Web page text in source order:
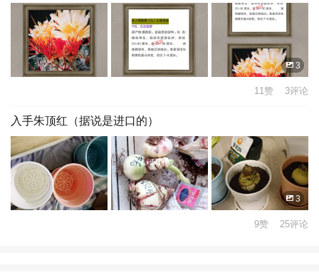
3
11赞 3评论
入手朱顶红（据说是进口的）
3
9赞 25评论